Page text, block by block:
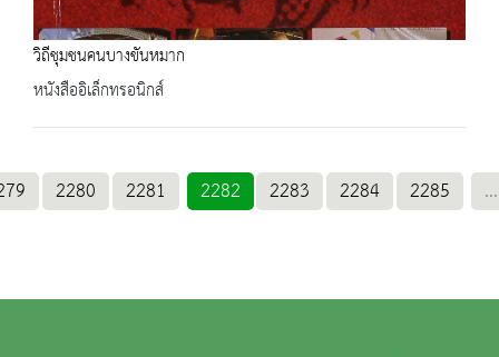
วิถีชุมชนคนบางขันหมาก
หนังสืออิเล็กทรอนิกส์
2280 2281 2282 2283 2284 2285 ...